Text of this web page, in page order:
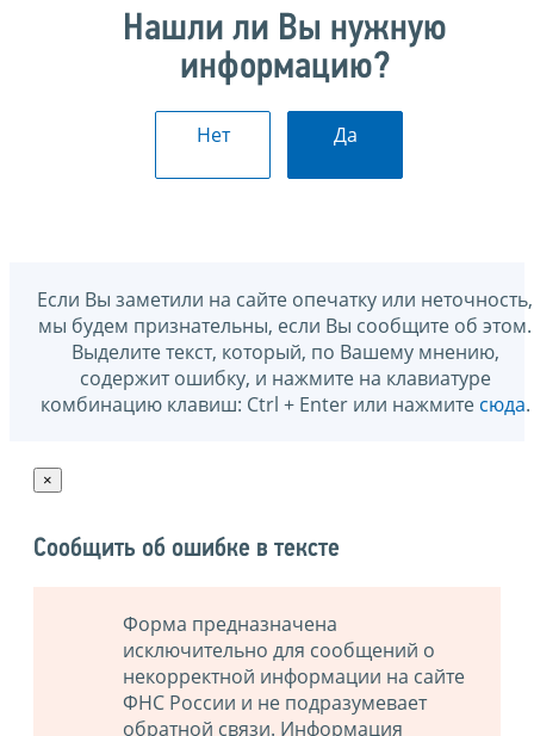
Нашли ли Вы нужную
информацию?
Нет Да
Если Вы заметили на сайте опечатку или неточность,
мы будем признательны, если Вы сообщите об этом.
Выделите текст, который, по Вашему мнению,
содержит ошибку, и нажмите на клавиатуре
комбинацию клавиш: Ctrl + Enter или нажмите сюда.
×
Сообщить об ошибке в тексте
Форма предназначена
исключительно для сообщений о
некорректной информации на сайте
ФНС России и не подразумевает
обратной связи. Информация